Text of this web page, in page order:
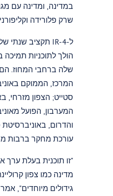
במדינה, ומדינה עם
שרק פלורידה
הולך לתוכניות
שלה ברחבי המחוז. הם
המרכז, הממוקם
סטייט; הצפון מזרחי,
המערבון, הפועל
והדרום,
עורכת מחקר ברבות מ-50
"זו תוכנית בעלת ערך
מדינה כמו צפון
גידולים מיוחדים", אמר